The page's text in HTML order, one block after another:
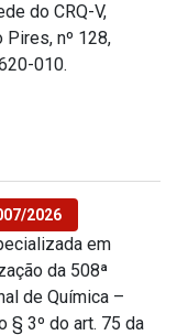
do CRQ-V,
Pires, nº 128,
010.
2026
em
da 508ª
de Química –
§ 3º do art. 75 da